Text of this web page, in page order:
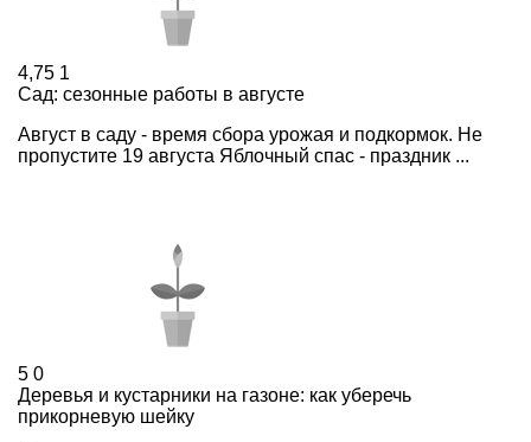
4,75 1
Сад: сезонные работы в августе
Август в саду - время сбора урожая и подкормок. Не
пропустите 19 августа Яблочный спас - праздник ...
5 0
Деревья и кустарники на газоне: как уберечь
прикорневую шейку